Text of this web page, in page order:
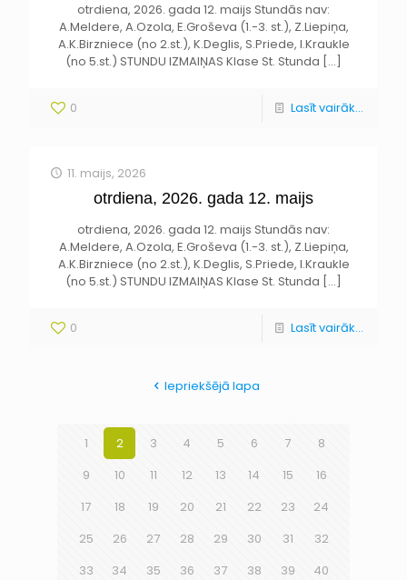
otrdiena, 2026. gada 12. maijs Stundās nav:
A.Meldere, A.Ozola, E.Groševa (1.-3. st.), Z.Liepiņa,
A.K.Birzniece (no 2.st.), K.Deglis, S.Priede, I.Kraukle
(no 5.st.) STUNDU IZMAIŅAS Klase St. Stunda […]
0 Lasīt vairāk...
11. maijs, 2026
otrdiena, 2026. gada 12. maijs
otrdiena, 2026. gada 12. maijs Stundās nav:
A.Meldere, A.Ozola, E.Groševa (1.-3. st.), Z.Liepiņa,
A.K.Birzniece (no 2.st.), K.Deglis, S.Priede, I.Kraukle
(no 5.st.) STUNDU IZMAIŅAS Klase St. Stunda […]
0 Lasīt vairāk...
Iepriekšējā lapa
1 2 3 4 5 6 7
8
9
10 11 12 13 14 15
16
17
18 19 20 21 22 23
24
25
26 27 28 29 30 31
32
33
34 35 36 37 38 39
40